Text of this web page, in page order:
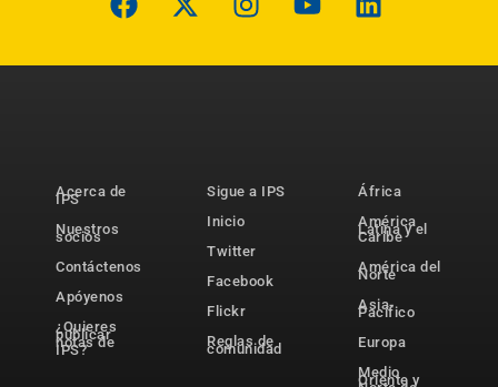
Acerca de
IPS
Nuestros
socios
Contáctenos
Apóyenos
¿Quieres
publicar
notas de
IPS?
Sigue a IPS
Inicio
Twitter
Facebook
Flickr
Reglas de
comunidad
África
América
Latina y el
Caribe
América del
Norte
Asia-
Pacífico
Europa
Medio
Oriente y